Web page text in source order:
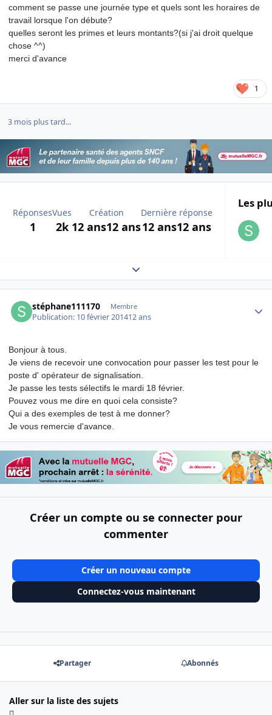
comment se passe une journée type et quels sont les horaires de
travail lorsque l'on débute?
quelles seront les primes et leurs montants?(si j'ai droit quelque
chose ^^)
merci d'avance
1
3 mois plus tard...
Réponses
1
Vues
2k
Création
12 ans12 ans
Dernière réponse
12 ans12 ans
Les
Expand topic overview
stéphane111170 Membre
Publication: 10 février 201412 ans
Bonjour à tous.
Je viens de recevoir une convocation pour passer les test pour le
poste d' opérateur de signalisation.
Je passe les tests sélectifs le mardi 18 février.
Pouvez vous me dire en quoi cela consiste?
Qui a des exemples de test à me donner?
Je vous remercie d'avance.
Créer un compte ou se connecter pour
commenter
Créer un nouveau compte
Connectez-vous maintenant
Partager Abonnés
Aller sur la liste des sujets